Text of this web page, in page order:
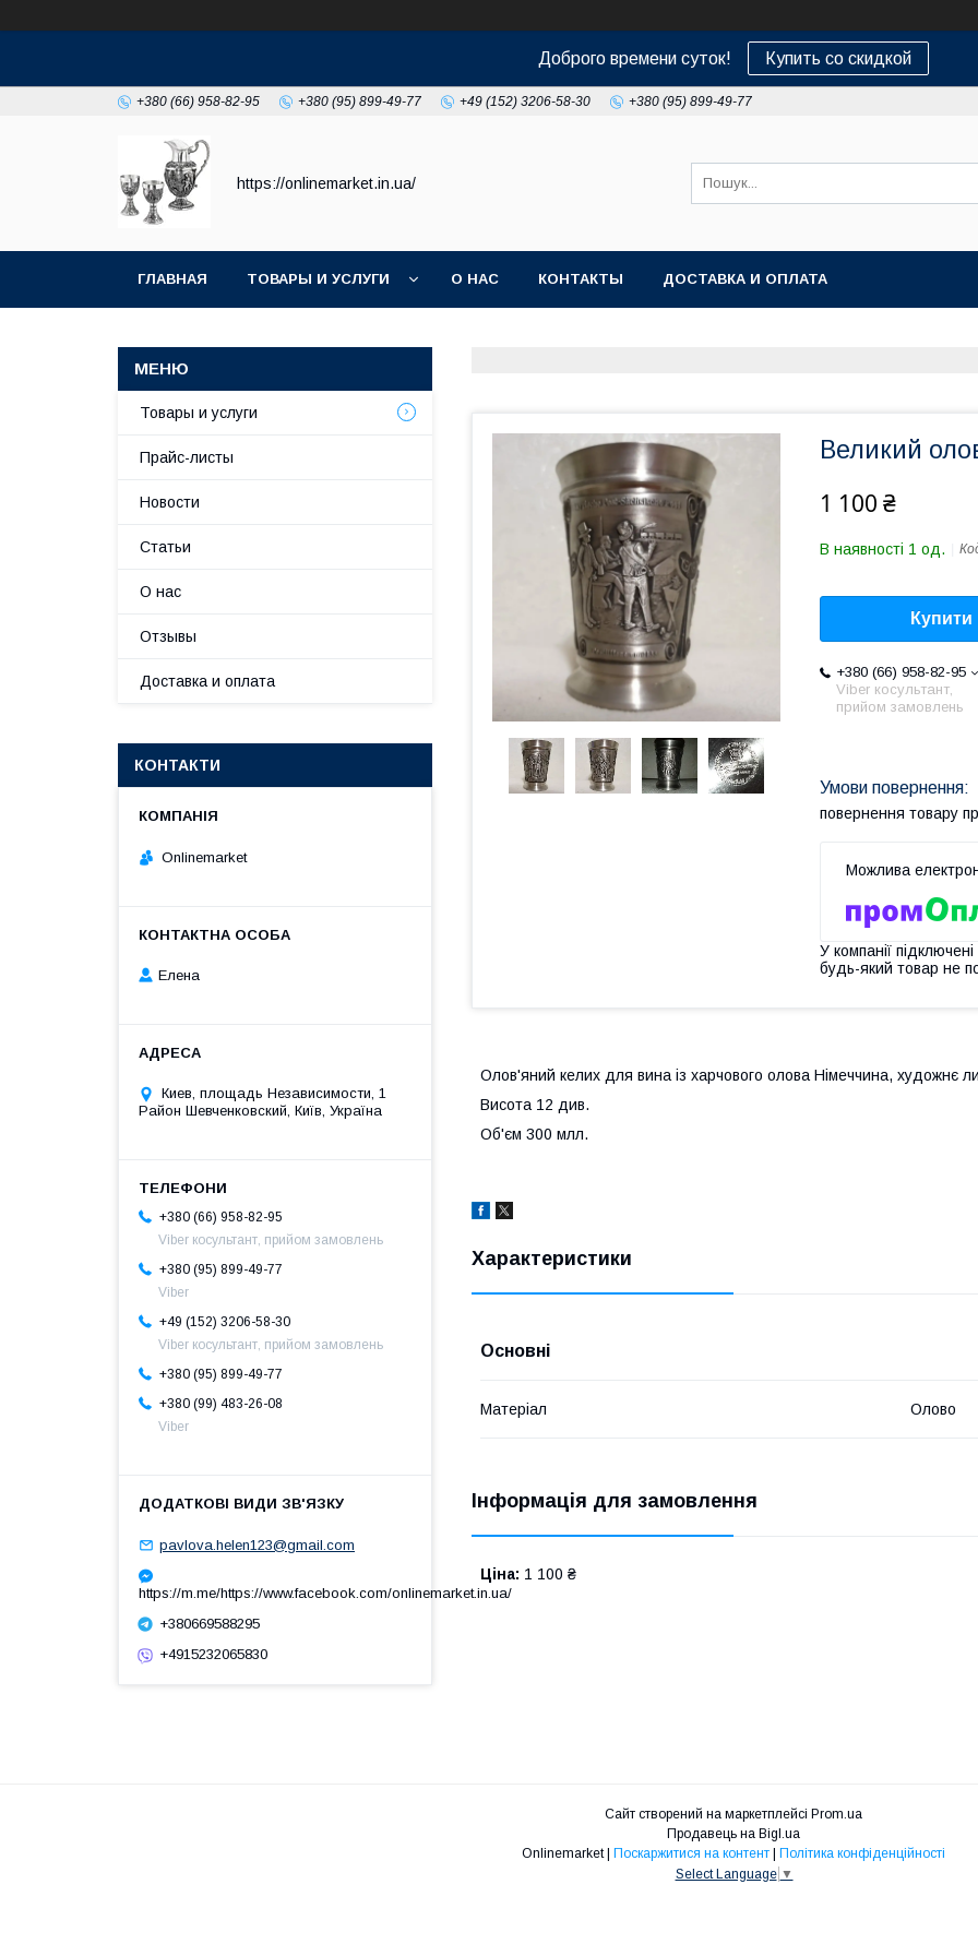
Доброго времени суток! Купить со скидкой
+380 (66) 958-82-95 +380 (95) 899-49-77 +49 (152) 3206-58-30 +380 (95) 899-49-77
https://onlinemarket.in.ua/
ГЛАВНАЯ ТОВАРЫ И УСЛУГИ О НАС КОНТАКТЫ ДОСТАВКА И ОПЛАТА
Великий
1 100 ₴
В наявності 1 од.
Купити
+380 (66) 958-82-95
Viber косультант,
прийом замовлень
повернення товару
У компанії
будь-який товар не
Олов'яний келих для вина із харчового олова Німеччина, художнє
Висота 12 див.
Об'єм 300 млл.
Характеристики
Основні
Матеріал Олово
Інформація для замовлення
Ціна: 1 100 ₴
Товары и услуги
Прайс-листы
Новости
Статьи
О нас
Отзывы
Доставка и оплата
КОНТАКТИ
Onlinemarket
Елена
Киев, площадь Независимости, 1
Район Шевченковский, Київ, Україна
+380 (66) 958-82-95
Viber косультант, прийом замовлень
+380 (95) 899-49-77
Viber
+49 (152) 3206-58-30
Viber косультант, прийом замовлень
+380 (95) 899-49-77
+380 (99) 483-26-08
Viber
pavlova.helen123@gmail.com
https://m.me/https://www.facebook.com/onlinemarket.in.ua/
+380669588295
+4915232065830
Сайт створений на маркетплейсі Prom.ua
Продавець на Bigl.ua
Onlinemarket | Поскаржитися на контент | Політика конфіденційності
Select Language ▼